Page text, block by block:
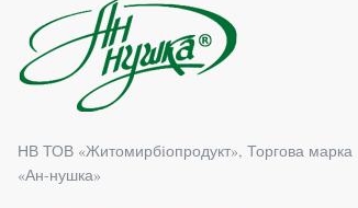
НВ ТОВ «Житомирбiопродукт», Торгова марка
«Ан-нушка»